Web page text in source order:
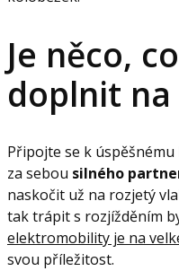
Je něco,
doplnit na
Připojte se k
za sebou silného
naskočit už na rozjetý
tak trápit s rozjížděním
elektromobility je na
svou příležitost.